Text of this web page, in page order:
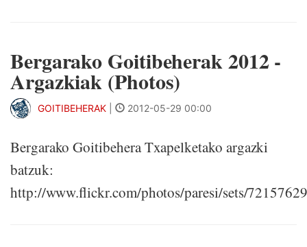
Bergarako Goitibeherak 2012 -
Argazkiak (Photos)
GOITIBEHERAK 2012-05-29 00:00
Bergarako Goitibehera Txapelketako argazki
batzuk:
http://www.flickr.com/photos/paresi/sets/